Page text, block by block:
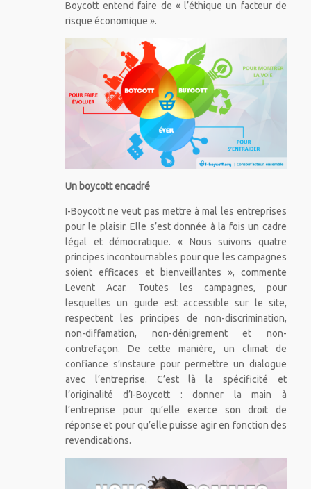
Boycott entend faire de « l’éthique un facteur de
risque économique ».
Un boycott encadré
I-Boycott ne veut pas mettre à mal les entreprises
pour le plaisir. Elle s’est donnée à la fois un cadre
légal et démocratique. « Nous suivons quatre
principes incontournables pour que les campagnes
soient efficaces et bienveillantes », commente
Levent Acar. Toutes les campagnes, pour
lesquelles un guide est accessible sur le site,
respectent les principes de non-discrimination,
non-diffamation, non-dénigrement et non-
contrefaçon. De cette manière, un climat de
confiance s’instaure pour permettre un dialogue
avec l’entreprise. C’est là la spécificité et
l’originalité d’I-Boycott : donner la main à
l’entreprise pour qu’elle exerce son droit de
réponse et pour qu’elle puisse agir en fonction des
revendications.